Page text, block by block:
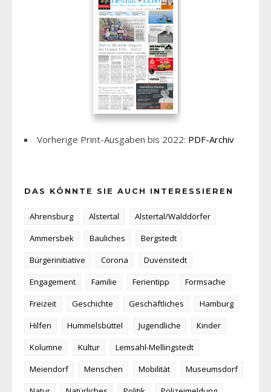
Vorherige Print-Ausgaben bis 2022: PDF-Archiv
DAS KÖNNTE SIE AUCH INTERESSIEREN
Ahrensburg Alstertal
Alstertal/Walddörfer
Ammersbek
Bauliches
Bergstedt
Bürgerinitiative
Corona
Duvenstedt
Engagement
Familie Ferientipp
Formsache
Freizeit
Geschichte Geschäftliches
Hamburg
Hilfen
Hummelsbüttel Jugendliche
Kinder
Kolumne
Kultur
Lemsahl-Mellingstedt
Meiendorf
Menschen Mobilität
Museumsdorf